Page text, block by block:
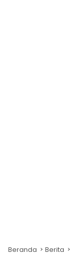
Beranda Berita